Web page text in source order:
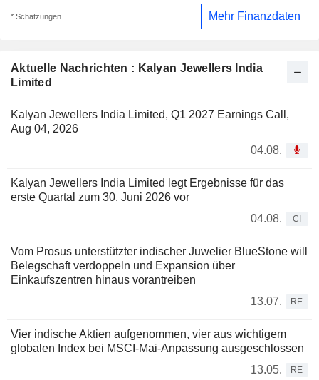
Aktuelle Nachrichten : Kalyan Jewellers India
Limited
Kalyan Jewellers India Limited, Q1 2027 Earnings Call,
Aug 04, 2026
04.08.
Kalyan Jewellers India Limited legt Ergebnisse für das
erste Quartal zum 30. Juni 2026 vor
04.08.
CI
Vom Prosus unterstützter indischer Juwelier BlueStone will
Belegschaft verdoppeln und Expansion über
Einkaufszentren hinaus vorantreiben
13.07.
RE
Vier indische Aktien aufgenommen, vier aus wichtigem
globalen Index bei MSCI-Mai-Anpassung ausgeschlossen
13.05.
RE
* Schätzungen Mehr Finanzdaten